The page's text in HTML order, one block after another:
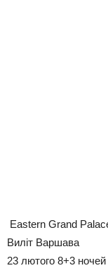
Eastern Grand
Виліт Варшава
23 лютого 8+3